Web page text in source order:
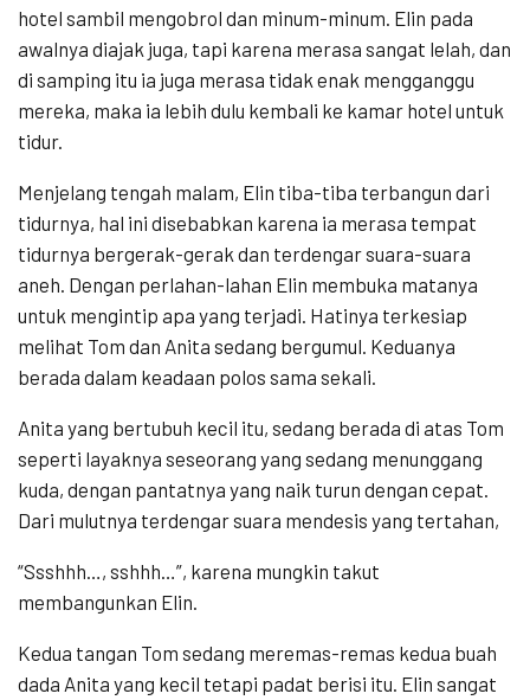
hotel sambil mengobrol dan minum-minum. Elin pada
awalnya diajak juga, tapi karena merasa sangat lelah, dan
di samping itu ia juga merasa tidak enak mengganggu
mereka, maka ia lebih dulu kembali ke kamar hotel untuk
tidur.
Menjelang tengah malam, Elin tiba-tiba terbangun dari
tidurnya, hal ini disebabkan karena ia merasa tempat
tidurnya bergerak-gerak dan terdengar suara-suara
aneh. Dengan perlahan-lahan Elin membuka matanya
untuk mengintip apa yang terjadi. Hatinya terkesiap
melihat Tom dan Anita sedang bergumul. Keduanya
berada dalam keadaan polos sama sekali.
Anita yang bertubuh kecil itu, sedang berada di atas Tom
seperti layaknya seseorang yang sedang menunggang
kuda, dengan pantatnya yang naik turun dengan cepat.
Dari mulutnya terdengar suara mendesis yang tertahan,
“Ssshhh…, sshhh…”, karena mungkin takut
membangunkan Elin.
Kedua tangan Tom sedang meremas-remas kedua buah
dada Anita yang kecil tetapi padat berisi itu. Elin sangat